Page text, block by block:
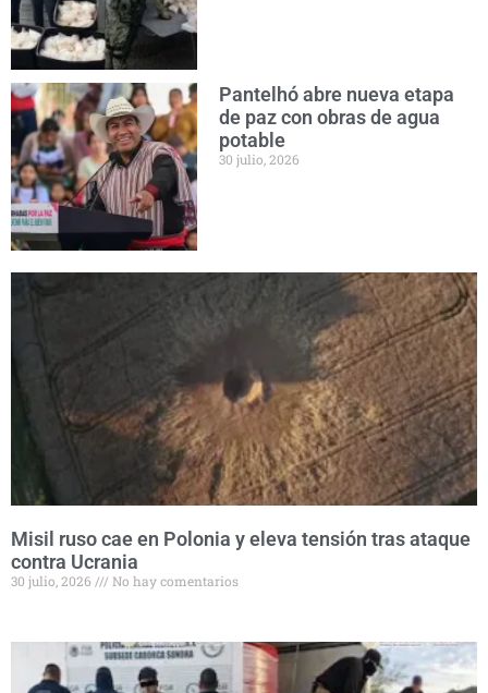
Pantelhó abre nueva etapa
de paz con obras de agua
potable
30 julio, 2026
Misil ruso cae en Polonia y eleva tensión tras ataque
contra Ucrania
30 julio, 2026 No hay comentarios